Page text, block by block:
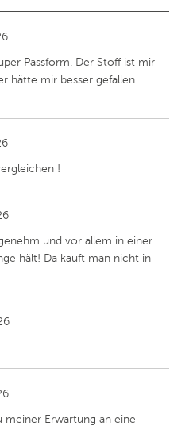
Passform. Der Stoff ist mir
hätte mir besser gefallen.
!
und vor allem in einer
hält! Da kauft man nicht in
meiner Erwartung an eine